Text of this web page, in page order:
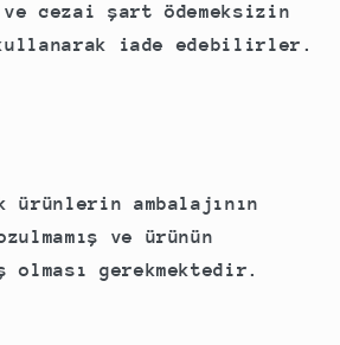
cezai şart ödemeksizin
kullanarak iade edebilirler.
ürünlerin ambalajının
ve ürünün
olması gerekmektedir.